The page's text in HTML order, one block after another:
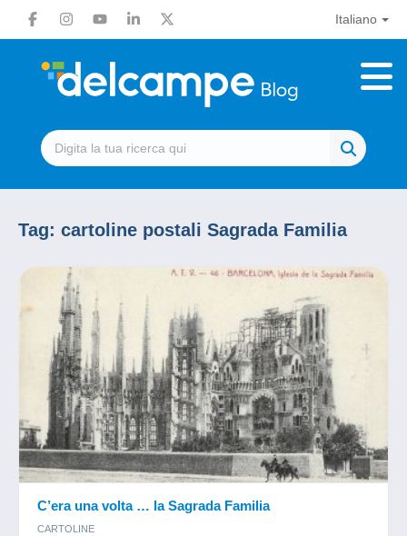
Italiano
Tag: cartoline postali Sagrada Familia
C’era una volta … la Sagrada Familia
CARTOLINE